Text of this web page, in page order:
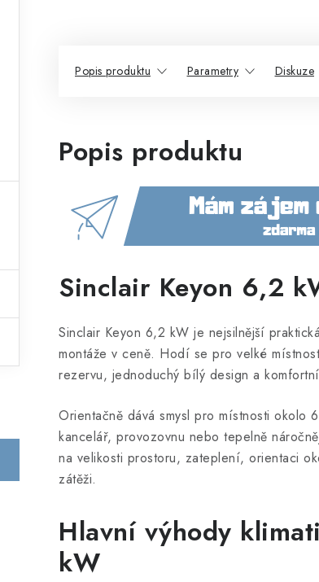
Popis produktu Parametry Diskuze
Popis produktu
Sinclair Keyon 6,2
Sinclair Keyon 6,2 kW je nejsilnější
montáže v ceně. Hodí se pro velké
rezervu, jednoduchý bílý design a
Orientačně dává smysl pro místnosti okolo
kancelář, provozovnu nebo tepelně
na velikosti prostoru, zateplení, orientaci
zátěži.
Hlavní výhody
kW